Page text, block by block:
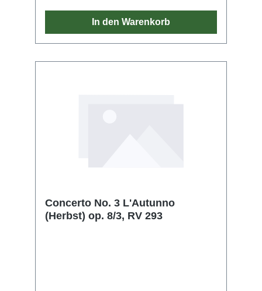
In den Warenkorb
Concerto No. 3 L'Autunno
(Herbst) op. 8/3, RV 293